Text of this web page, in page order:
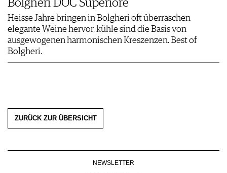
Bolgheri DOC Superiore
Heisse Jahre bringen in Bolgheri oft überraschen
elegante Weine hervor, kühle sind die Basis von
ausgewogenen harmonischen Kreszenzen. Best of
Bolgheri.
ZURÜCK ZUR ÜBERSICHT
NEWSLETTER